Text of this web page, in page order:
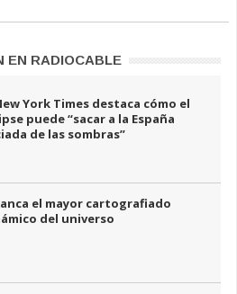
EN RADIOCABLE
York Times destaca cómo el
puede “sacar a la España
de las sombras”
el mayor cartografiado
del universo